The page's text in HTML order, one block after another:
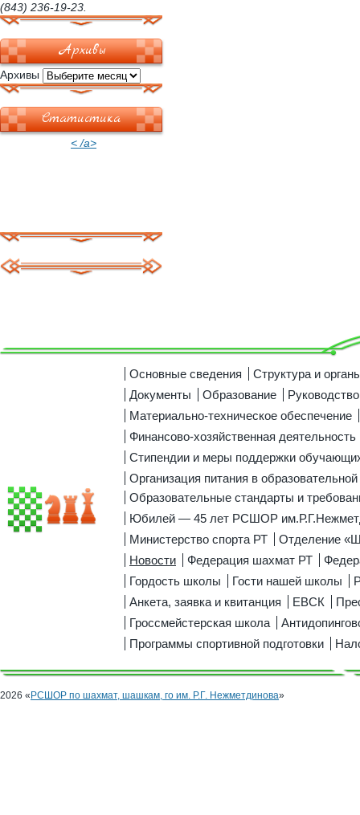
(843) 236-19-23.
Архивы
Архивы
Статистика
< /a>
Основные сведения
Структура и
Документы
Образование
Руководство
Материально-техническое обеспечение
Финансово-хозяйственная деятельность
Стипендии и меры поддержки
Организация питания в образовательной
Образовательные стандарты и
Юбилей — 45 лет РСШОР
Министерство спорта РТ
Отделение
Новости
Федерация шахмат РТ
Гордость школы
Гости нашей школы
Анкета, заявка и квитанция
ЕВСК
Гроссмейстерская школа
Программы спортивной подготовки
2026 «РСШОР по шахмат, шашкам, го им. Р.Г. Нежметдинова»